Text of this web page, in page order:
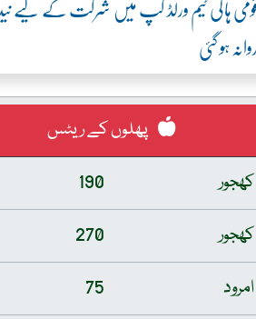
روانہ ہو گئی
پھلوں کے ریٹس
کھجور
190
کھجور
270
امرود
75